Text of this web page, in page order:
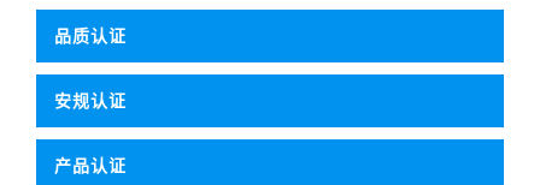
品质认证
安规认证
产品认证